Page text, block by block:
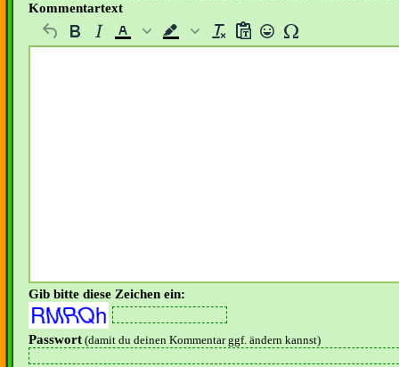
Kommentartext
Gib bitte diese Zeichen ein:
Passwort (damit du deinen Kommentar ggf. ändern kannst)